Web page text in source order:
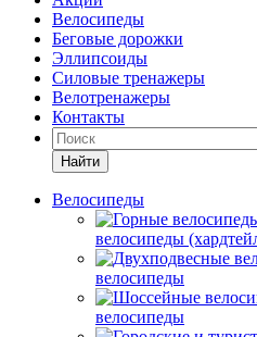
Велосипеды
Беговые дорожки
Эллипсоиды
Силовые тренажеры
Велотренажеры
Контакты
Найти
Велосипеды
велосипеды
велосипеды
велосипеды